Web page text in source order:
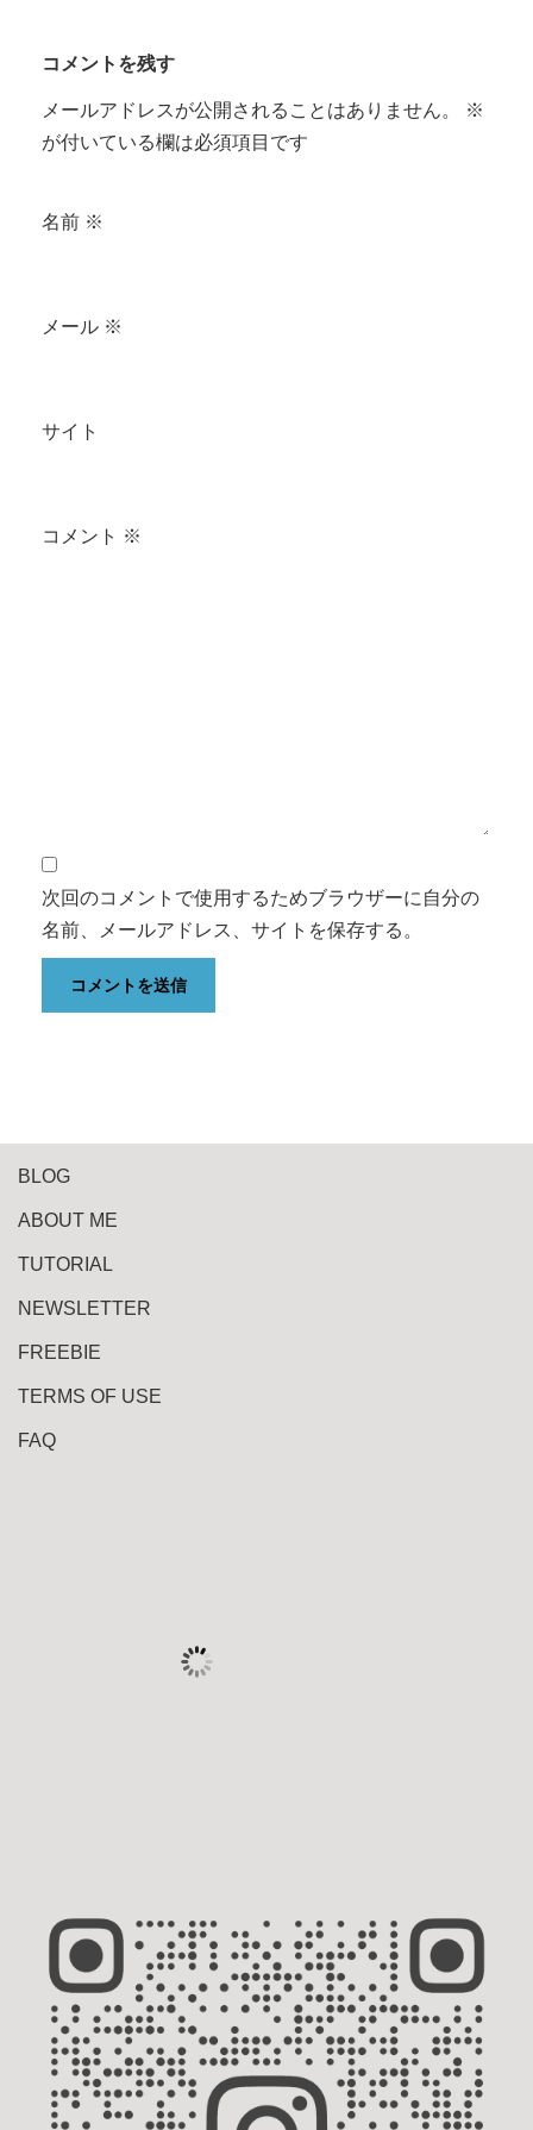
コメントを残す
メールアドレスが公開されることはありません。
※
が付いている欄は必須項目です
名前 ※
メール ※
サイト
コメント ※
次回のコメントで使用するためブラウザーに自分の
名前、メールアドレス、サイトを保存する。
BLOG
ABOUT ME
TUTORIAL
NEWSLETTER
FREEBIE
TERMS OF USE
FAQ